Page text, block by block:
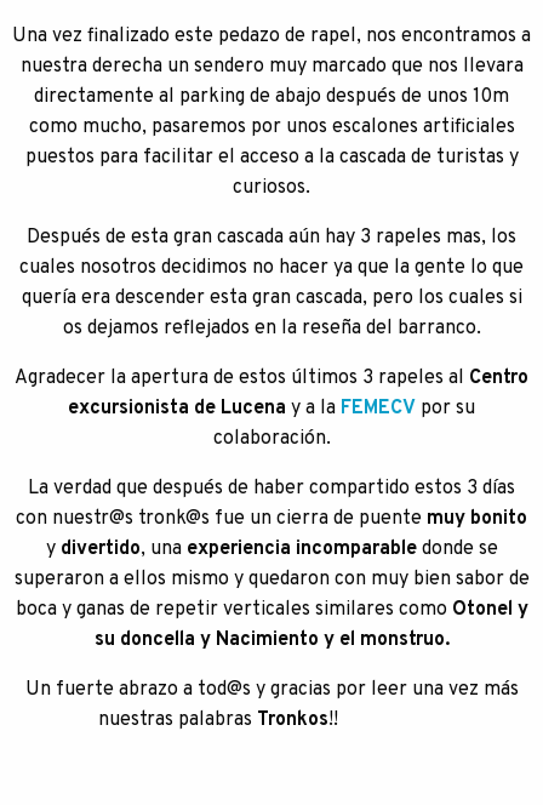
Una vez finalizado este pedazo de rapel, nos encontramos a
nuestra derecha un sendero muy marcado que nos llevara
directamente al parking de abajo después de unos 10m
como mucho, pasaremos por unos escalones artificiales
puestos para facilitar el acceso a la cascada de turistas y
curiosos.
Después de esta gran cascada aún hay 3 rapeles mas, los
cuales nosotros decidimos no hacer ya que la gente lo que
quería era descender esta gran cascada, pero los cuales si
os dejamos reflejados en la reseña del barranco.
Agradecer la apertura de estos últimos 3 rapeles al Centro
excursionista de Lucena y a la FEMECV por su
colaboración.
La verdad que después de haber compartido estos 3 días
con nuestr@s tronk@s fue un cierra de puente muy bonito
y divertido, una experiencia incomparable donde se
superaron a ellos mismo y quedaron con muy bien sabor de
boca y ganas de repetir verticales similares como Otonel y
su doncella y Nacimiento y el monstruo.
Un fuerte abrazo a tod@s y gracias por leer una vez más
nuestras palabras Tronkos!!